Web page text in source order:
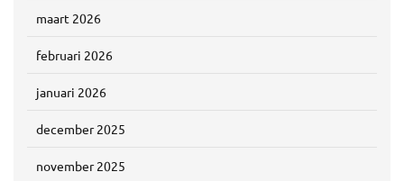
maart 2026
februari 2026
januari 2026
december 2025
november 2025